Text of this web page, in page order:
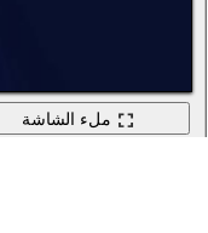
ملء الشاشة